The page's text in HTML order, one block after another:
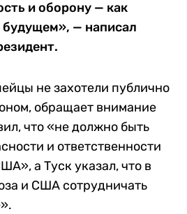
и оборону — как
будущем», — написал
не захотели публично
обращает внимание
что «не должно быть
и ответственности
а Туск указал, что в
и США сотрудничать